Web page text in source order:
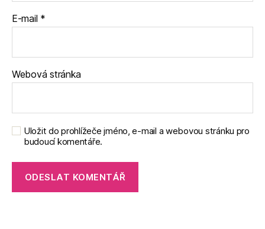
E-mail *
Webová stránka
Uložit do prohlížeče jméno, e-mail a webovou stránku pro
budoucí komentáře.